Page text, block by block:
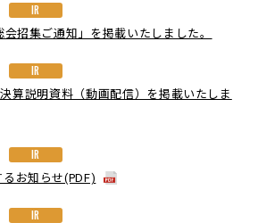
IR
会招集ご通知」を掲載いたしました。
IR
算説明資料（動画配信）を掲載いたしま
IR
お知らせ(PDF)
IR